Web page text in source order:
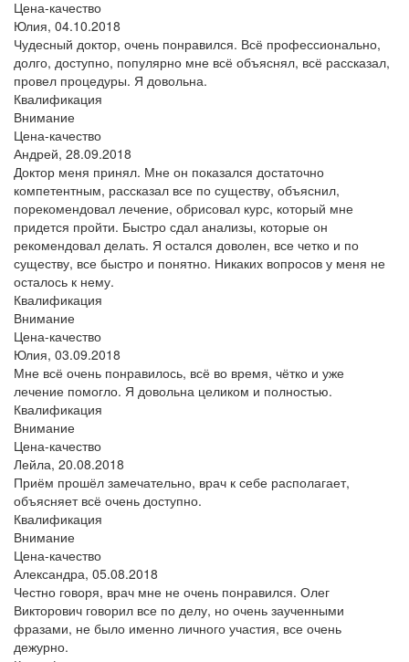
Цена-качество
Юлия, 04.10.2018
Чудесный доктор, очень понравился. Всё профессионально,
долго, доступно, популярно мне всё объяснял, всё рассказал,
провел процедуры. Я довольна.
Квалификация
Внимание
Цена-качество
Андрей, 28.09.2018
Доктор меня принял. Мне он показался достаточно
компетентным, рассказал все по существу, объяснил,
порекомендовал лечение, обрисовал курс, который мне
придется пройти. Быстро сдал анализы, которые он
рекомендовал делать. Я остался доволен, все четко и по
существу, все быстро и понятно. Никаких вопросов у меня не
осталось к нему.
Квалификация
Внимание
Цена-качество
Юлия, 03.09.2018
Мне всё очень понравилось, всё во время, чётко и уже
лечение помогло. Я довольна целиком и полностью.
Квалификация
Внимание
Цена-качество
Лейла, 20.08.2018
Приём прошёл замечательно, врач к себе располагает,
объясняет всё очень доступно.
Квалификация
Внимание
Цена-качество
Александра, 05.08.2018
Честно говоря, врач мне не очень понравился. Олег
Викторович говорил все по делу, но очень заученными
фразами, не было именно личного участия, все очень
дежурно.